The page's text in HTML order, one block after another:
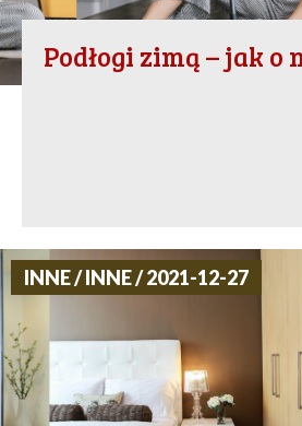
Podłogi zimą – jak o
INNE / INNE / 2021-12-27